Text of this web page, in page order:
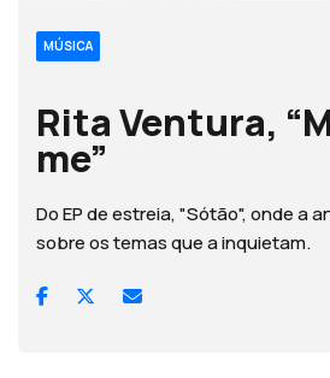
MÚSICA
Rita Ventura,
me”
Do EP de estreia, "Sótão", onde a
sobre os temas que a inquietam.